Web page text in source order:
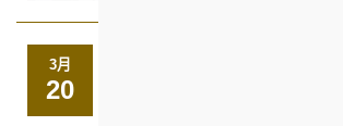
3月
20